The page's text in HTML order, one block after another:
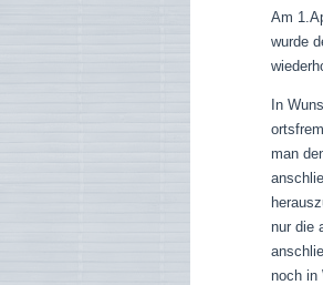
Am
wurde
In
man
nur die
noch in